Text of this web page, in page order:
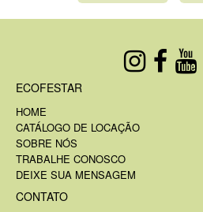
ECOFESTAR
HOME
CATÁLOGO DE LOCAÇÃO
SOBRE NÓS
TRABALHE CONOSCO
DEIXE SUA MENSAGEM
CONTATO